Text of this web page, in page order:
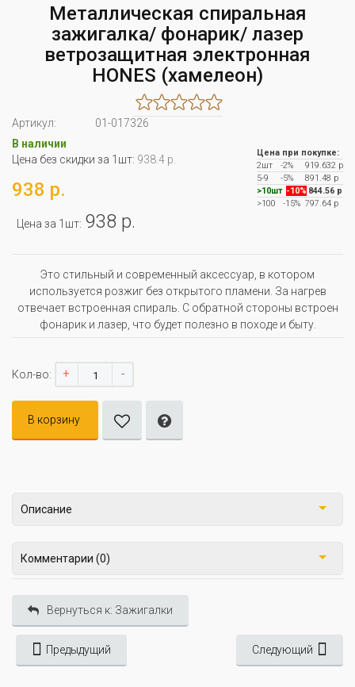
Металлическая спиральная
зажигалка/ фонарик/ лазер
ветрозащитная электронная
HONES (хамелеон)
Артикул:
01-017326
В наличии
Цена без скидки за 1шт: 938.4 р.
938 р.
Цена за 1шт: 938 р.
Цена при покупке:
2шт
-2%
919.632 р
5-9
-5%
891.48 р
>10шт -10% 844.56 р
>100
-15% 797.64 р
Это стильный и современный аксессуар, в котором
используется розжиг без открытого пламени. За нагрев
отвечает встроенная спираль. С обратной стороны встроен
фонарик и лазер, что будет полезно в походе и быту.
Кол-во: + -
В корзину
Описание
Комментарии (0)
Вернуться к: Зажигалки
Предыдущий Следующий